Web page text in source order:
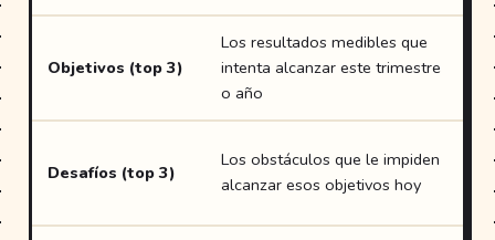
Objetivos (top 3)
Los resultados medibles que
intenta alcanzar este trimestre
o año
Desafíos (top 3)
Los obstáculos que le impiden
alcanzar esos objetivos hoy